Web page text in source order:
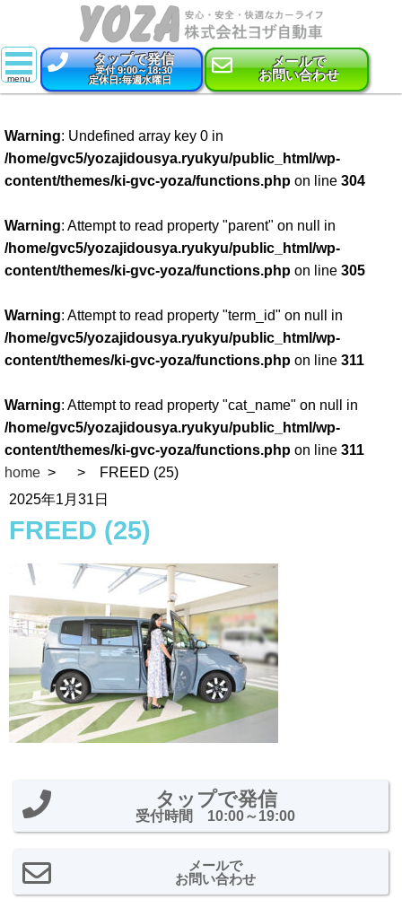
タップで発信
受付 9:00～18:30
定休日:毎週水曜日
メールで
お問い合わせ
新車
特選中古車
車検
点検・整備
コーティング
Warning: Undefined array key 0 in
/home/gvc5/yozajidousya.ryukyu/public_html/wp-
content/themes/ki-gvc-yoza/functions.php on line 304
Warning: Attempt to read property "parent" on null in
/home/gvc5/yozajidousya.ryukyu/public_html/wp-
content/themes/ki-gvc-yoza/functions.php on line 305
Warning: Attempt to read property "term_id" on null in
/home/gvc5/yozajidousya.ryukyu/public_html/wp-
content/themes/ki-gvc-yoza/functions.php on line 311
Warning: Attempt to read property "cat_name" on null in
/home/gvc5/yozajidousya.ryukyu/public_html/wp-
content/themes/ki-gvc-yoza/functions.php on line 311
home
FREED (25)
2025年1月31日
FREED (25)
タップで発信
受付時間 10:00～19:00
メールで
お問い合わせ